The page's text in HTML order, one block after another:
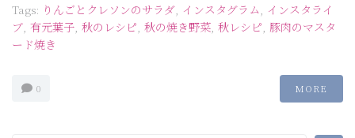
Tags: りんごとクレソンのサラダ インスタグラム インスタライ
ブ 有元葉子 秋のレシピ 秋の焼き野菜 秋レシピ 豚肉のマスタ
ード焼き
0 MORE